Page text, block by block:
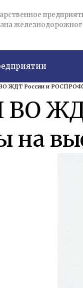
ЖДТ России и
ВО
на